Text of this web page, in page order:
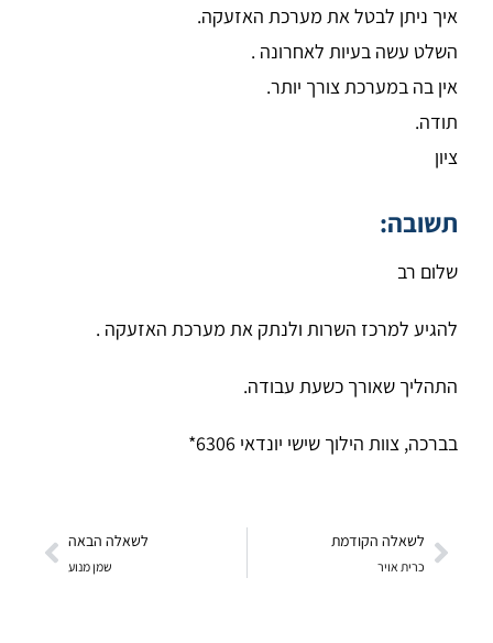
איך ניתן לבטל את מערכת האזעקה.
השלט עשה בעיות לאחרונה .
אין בה במערכת צורך יותר.
תודה.
ציון
תשובה:
שלום רב
להגיע למרכז השרות ולנתק את מערכת האזעקה .
התהליך שאורך כשעת עבודה.
בברכה, צוות הילוך שישי יונדאי 6306*
לשאלה הקודמת
כרית אויר
לשאלה הבאה
שמן מנוע